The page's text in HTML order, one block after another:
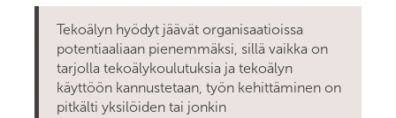
Tekoälyn hyödyt jäävät organisaatioissa
potentiaaliaan pienemmäksi, sillä vaikka on
tarjolla tekoälykoulutuksia ja tekoälyn
käyttöön kannustetaan, työn kehittäminen on
pitkälti yksilöiden tai jonkin